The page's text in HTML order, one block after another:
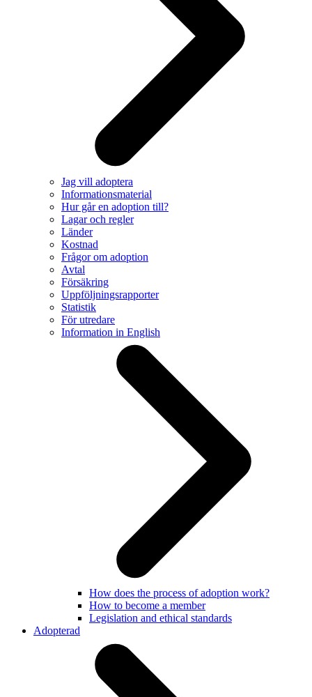
Jag vill adoptera
Informationsmaterial
Hur går en adoption till?
Lagar och regler
Länder
Kostnad
Frågor om adoption
Avtal
Försäkring
Uppföljningsrapporter
Statistik
För utredare
Information in English
How does the process of adoption work?
How to become a member
Legislation and ethical standards
Adopterad